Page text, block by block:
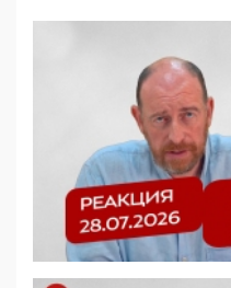
деятельность ИИТО
цифроглобалисты
повестку в образовании
09:43, 01 Июня 2026
5G за счет здоровья
отобрать у регионов и
защищать жилые дома
05:58, 26 Мая 2026
Роскомнадзор
деструктивным и
07:39, 25 Мая 2026